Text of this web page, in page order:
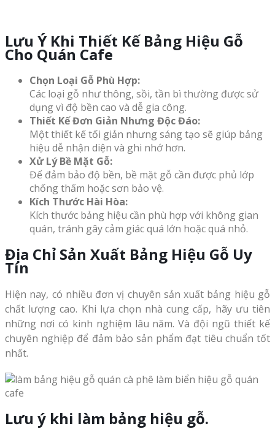
Lưu Ý Khi Thiết Kế Bảng Hiệu Gỗ
Cho Quán Cafe
Chọn Loại Gỗ Phù Hợp:
Các loại gỗ như thông, sồi, tần bì thường được sử
dụng vì độ bền cao và dễ gia công.
Thiết Kế Đơn Giản Nhưng Độc Đáo:
Một thiết kế tối giản nhưng sáng tạo sẽ giúp bảng
hiệu dễ nhận diện và ghi nhớ hơn.
Xử Lý Bề Mặt Gỗ:
Để đảm bảo độ bền, bề mặt gỗ cần được phủ lớp
chống thấm hoặc sơn bảo vệ.
Kích Thước Hài Hòa:
Kích thước bảng hiệu cần phù hợp với không gian
quán, tránh gây cảm giác quá lớn hoặc quá nhỏ.
Địa Chỉ Sản Xuất Bảng Hiệu Gỗ Uy
Tín
Hiện nay, có nhiều đơn vị chuyên sản xuất bảng hiệu gỗ
chất lượng cao. Khi lựa chọn nhà cung cấp, hãy ưu tiên
những nơi có kinh nghiệm lâu năm. Và đội ngũ thiết kế
chuyên nghiệp để đảm bảo sản phẩm đạt tiêu chuẩn tốt
nhất.
Lưu ý khi làm bảng hiệu gỗ.